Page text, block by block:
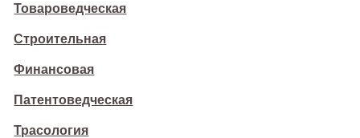
Товароведческая
Строительная
Финансовая
Патентоведческая
Трасология